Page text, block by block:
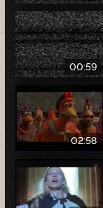
00:59
02:58